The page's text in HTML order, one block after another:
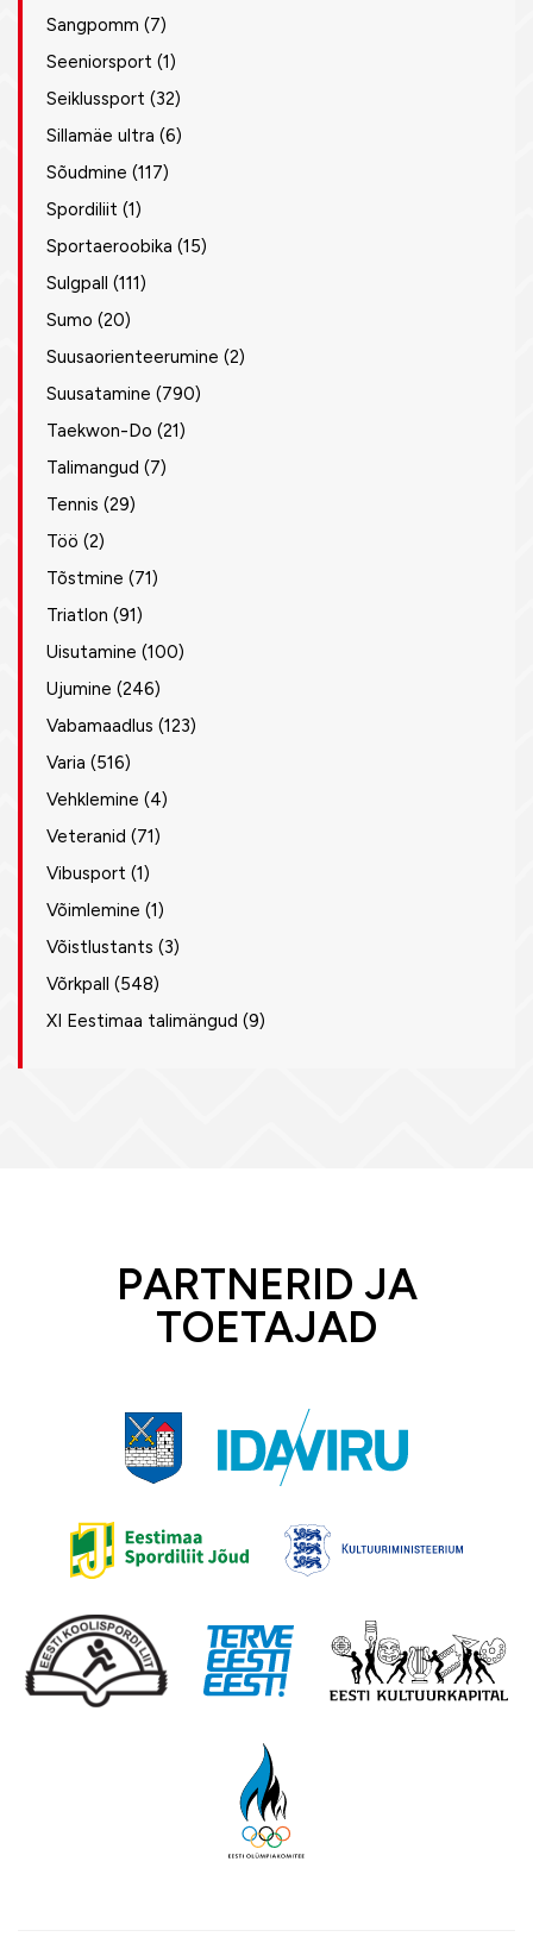
Sangpomm (7)
Seeniorsport (1)
Seiklussport (32)
Sillamäe ultra (6)
Sõudmine (117)
Spordiliit (1)
Sportaeroobika (15)
Sulgpall (111)
Sumo (20)
Suusaorienteerumine (2)
Suusatamine (790)
Taekwon-Do (21)
Talimangud (7)
Tennis (29)
Töö (2)
Tõstmine (71)
Triatlon (91)
Uisutamine (100)
Ujumine (246)
Vabamaadlus (123)
Varia (516)
Vehklemine (4)
Veteranid (71)
Vibusport (1)
Võimlemine (1)
Võistlustants (3)
Võrkpall (548)
XI Eestimaa talimängud (9)
PARTNERID JA
TOETAJAD